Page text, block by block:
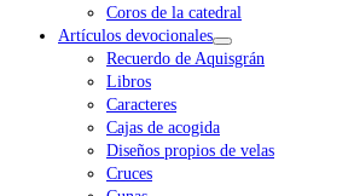
Coros de la catedral
Artículos devocionales
Recuerdo de Aquisgrán
Libros
Caracteres
Cajas de acogida
Diseños propios de velas
Cruces